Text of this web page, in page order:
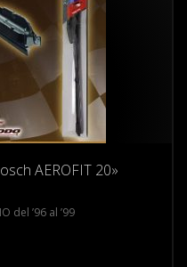
AEROFIT 20»
del ’96 al ’99